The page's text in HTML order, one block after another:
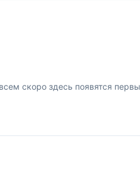
скоро здесь появятся